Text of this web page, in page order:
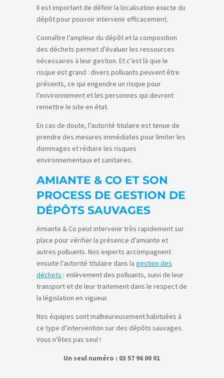
Il est important de définir la localisation exacte du
dépôt pour pouvoir intervenir efficacement.
Connaître l’ampleur du dépôt et la composition
des déchets permet d’évaluer les ressources
nécessaires à leur gestion. Et c’est là que le
risque est grand : divers polluants peuvent être
présents, ce qui engendre un risque pour
l’environnement et les personnes qui devront
remettre le site en état.
En cas de doute, l’autorité titulaire est tenue de
prendre des mesures immédiates pour limiter les
dommages et réduire les risques
environnementaux et sanitaires.
AMIANTE & CO ET SON
PROCESS DE GESTION DE
DÉPÔTS SAUVAGES
Amiante & Co peut intervenir très rapidement sur
place pour vérifier la présence d’amiante et
autres polluants. Nos experts accompagnent
ensuite l’autorité titulaire dans la gestion des
déchets : enlèvement des polluants, suivi de leur
transport et de leur traitement dans le respect de
la législation en vigueur.
Nos équipes sont malheureusement habituées à
ce type d’intervention sur des dépôts sauvages.
Vous n’êtes pas seul !
Un seul numéro : 03 57 96 00 01